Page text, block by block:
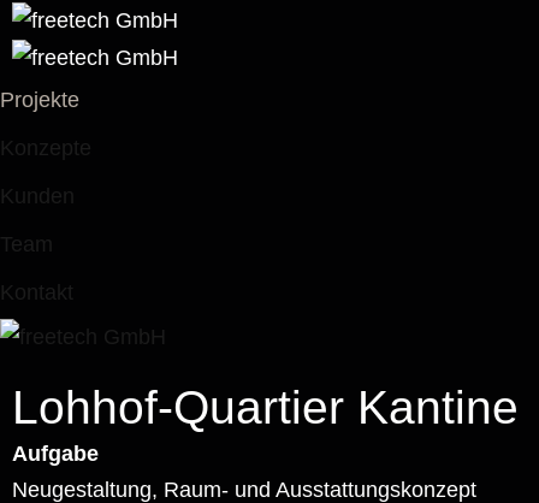
Projekte
Konzepte
Kunden
Team
Kontakt
Lohhof-Quartier Kantine
Aufgabe
Neugestaltung, Raum- und Ausstattungskonzept